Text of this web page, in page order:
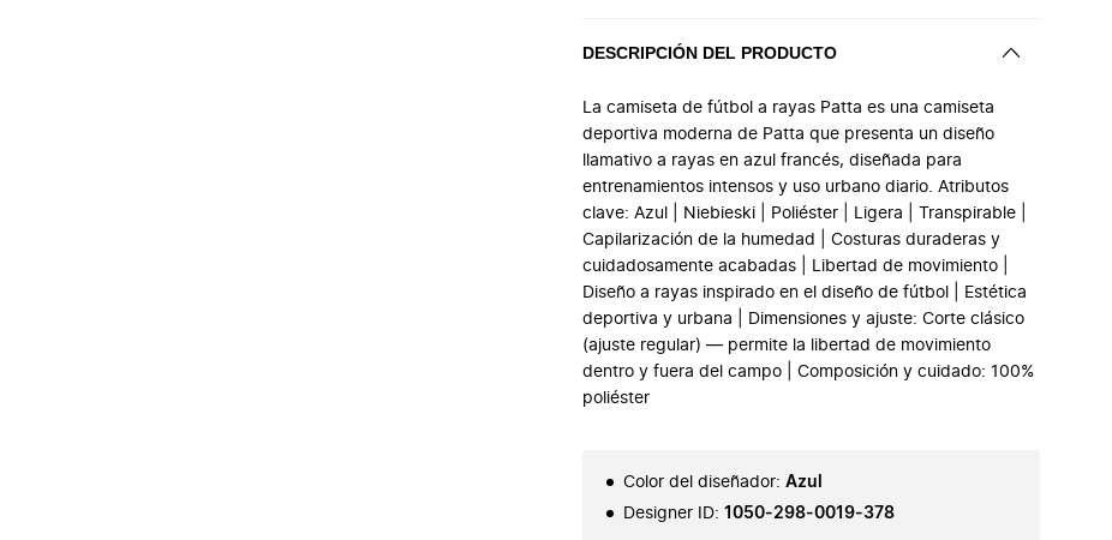
DESCRIPCIÓN DEL PRODUCTO
La camiseta de fútbol a rayas Patta es una camiseta
deportiva moderna de Patta que presenta un diseño
llamativo a rayas en azul francés, diseñada para
entrenamientos intensos y uso urbano diario. Atributos
clave: Azul | Niebieski | Poliéster | Ligera | Transpirable |
Capilarización de la humedad | Costuras duraderas y
cuidadosamente acabadas | Libertad de movimiento |
Diseño a rayas inspirado en el diseño de fútbol | Estética
deportiva y urbana | Dimensiones y ajuste: Corte clásico
(ajuste regular) — permite la libertad de movimiento
dentro y fuera del campo | Composición y cuidado: 100%
poliéster
Color del diseñador: Azul
Designer ID: 1050-298-0019-378